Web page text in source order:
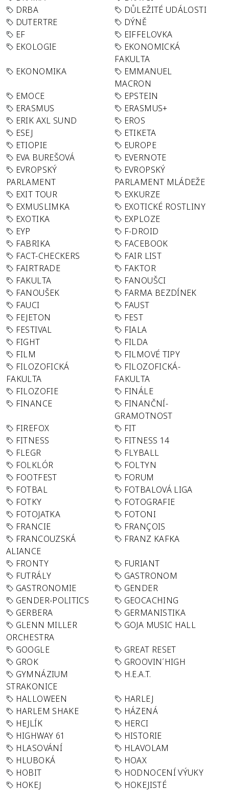
DRBA
DŮLEŽITÉ UDÁLOSTI
DUTERTRE
DÝNĚ
EF
EIFFELOVKA
EKOLOGIE
EKONOMICKÁ
FAKULTA
EKONOMIKA
EMMANUEL
MACRON
EMOCE
EPSTEIN
ERASMUS
ERASMUS+
ERIK AXL SUND
EROS
ESEJ
ETIKETA
ETIOPIE
EUROPE
EVA BUREŠOVÁ
EVERNOTE
EVROPSKÝ
PARLAMENT
EVROPSKÝ
PARLAMENT MLÁDEŽE
EXIT TOUR
EXKURZE
EXMUSLIMKA
EXOTICKÉ ROSTLINY
EXOTIKA
EXPLOZE
EYP
F-DROID
FABRIKA
FACEBOOK
FACT-CHECKERS
FAIR LIST
FAIRTRADE
FAKTOR
FAKULTA
FANOUŠCI
FANOUŠEK
FARMA BEZDÍNEK
FAUCI
FAUST
FEJETON
FEST
FESTIVAL
FIALA
FIGHT
FILDA
FILM
FILMOVÉ TIPY
FILOZOFICKÁ
FAKULTA
FILOZOFICKÁ-
FAKULTA
FILOZOFIE
FINÁLE
FINANCE
FINANČNÍ-
GRAMOTNOST
FIREFOX
FIT
FITNESS
FITNESS 14
FLEGR
FLYBALL
FOLKLÓR
FOLTYN
FOOTFEST
FORUM
FOTBAL
FOTBALOVÁ LIGA
FOTKY
FOTOGRAFIE
FOTOJATKA
FOTONI
FRANCIE
FRANÇOIS
FRANCOUZSKÁ
ALIANCE
FRANZ KAFKA
FRONTY
FURIANT
FUTRÁLY
GASTRONOM
GASTRONOMIE
GENDER
GENDER-POLITICS
GEOCACHING
GERBERA
GERMANISTIKA
GLENN MILLER
ORCHESTRA
GOJA MUSIC HALL
GOOGLE
GREAT RESET
GROK
GROOVIN´HIGH
GYMNÁZIUM
STRAKONICE
H.E.A.T.
HALLOWEEN
HARLEJ
HARLEM SHAKE
HÁZENÁ
HEJLÍK
HERCI
HIGHWAY 61
HISTORIE
HLASOVÁNÍ
HLAVOLAM
HLUBOKÁ
HOAX
HOBIT
HODNOCENÍ VÝUKY
HOKEJ
HOKEJISTÉ